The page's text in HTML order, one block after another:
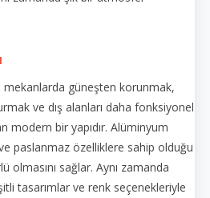
mekanlarda güneşten korunmak,
ve dış alanları daha fonksiyonel
modern bir yapıdır. Alüminyum
paslanmaz özelliklere sahip olduğu
olmasını sağlar. Aynı zamanda
tasarımlar ve renk seçenekleriyle